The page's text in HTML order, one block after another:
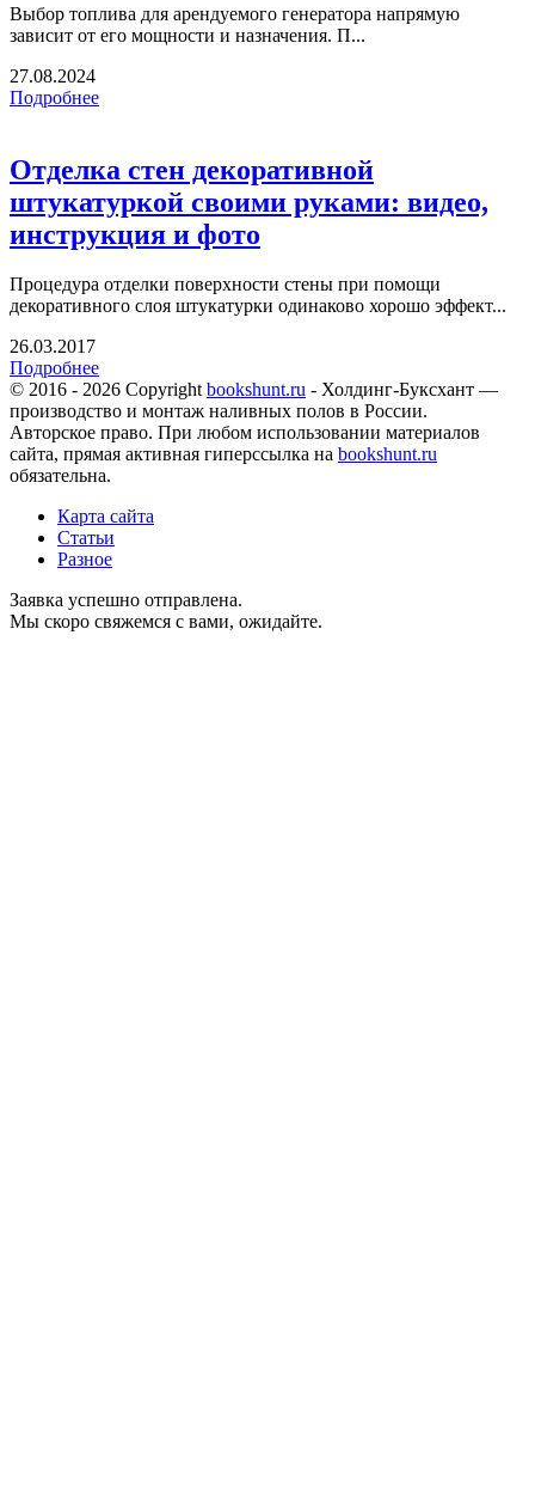
Выбор топлива для арендуемого генератора напрямую
зависит от его мощности и назначения. П...
27.08.2024
Подробнее
Отделка стен декоративной
штукатуркой своими руками: видео,
инструкция и фото
Процедура отделки поверхности стены при помощи
декоративного слоя штукатурки одинаково хорошо эффект...
26.03.2017
Подробнее
© 2016 - 2026 Copyrightbookshunt.ru - Холдинг-Буксхант —
производство и монтаж наливных полов в России.
Авторское право. При любом использовании материалов
сайта, прямая активная гиперссылка на bookshunt.ru
обязательна.
Карта сайта
Статьи
Разное
Заявка успешно отправлена.
Мы скоро свяжемся с вами, ожидайте.